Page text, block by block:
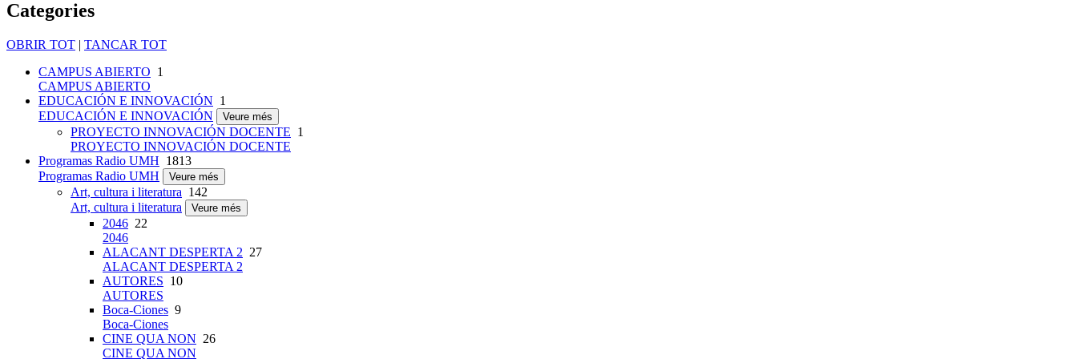
Categories
OBRIR TOT | TANCAR TOT
CAMPUS ABIERTO 1
CAMPUS ABIERTO
EDUCACIÓN E INNOVACIÓN 1
EDUCACIÓN E INNOVACIÓN
Veure més
PROYECTO INNOVACIÓN DOCENTE 1
PROYECTO INNOVACIÓN DOCENTE
Programas Radio UMH 1813
Programas Radio UMH
Veure més
Art, cultura i literatura 142
Art, cultura i literatura
Veure més
2046 22
2046
ALACANT DESPERTA 2 27
ALACANT DESPERTA 2
AUTORES 10
AUTORES
Boca-Ciones 9
Boca-Ciones
CINE QUA NON 26
CINE QUA NON